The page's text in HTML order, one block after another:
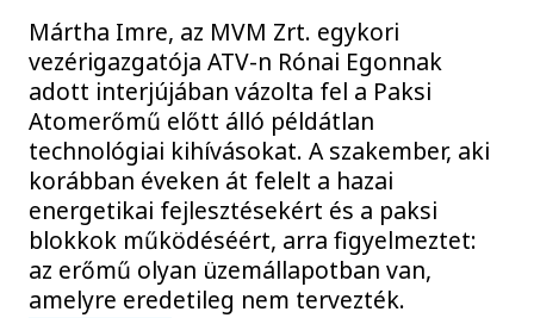
Mártha Imre, az MVM Zrt. egykori
vezérigazgatója ATV-n Rónai Egonnak
adott interjújában vázolta fel a Paksi
Atomerőmű előtt álló példátlan
technológiai kihívásokat. A szakember, aki
korábban éveken át felelt a hazai
energetikai fejlesztésekért és a paksi
blokkok működéséért, arra figyelmeztet:
az erőmű olyan üzemállapotban van,
amelyre eredetileg nem tervezték.